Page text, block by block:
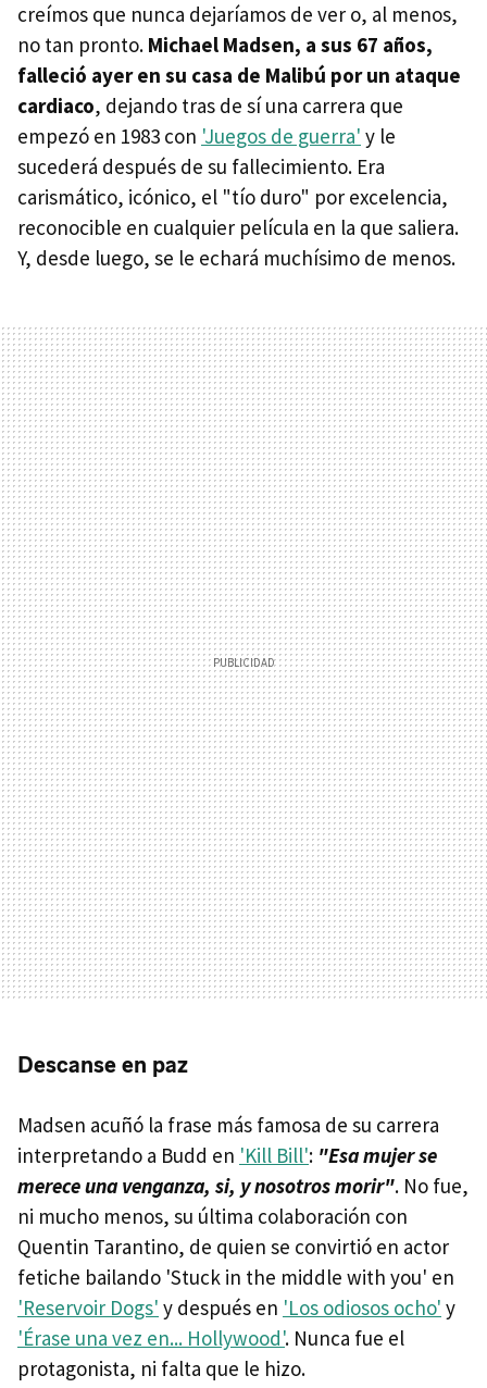
creímos que nunca dejaríamos de ver o, al menos,
no tan pronto. Michael Madsen, a sus 67 años,
falleció ayer en su casa de Malibú por un ataque
cardiaco, dejando tras de sí una carrera que
empezó en 1983 con 'Juegos de guerra' y le
sucederá después de su fallecimiento. Era
carismático, icónico, el "tío duro" por excelencia,
reconocible en cualquier película en la que saliera.
Y, desde luego, se le echará muchísimo de menos.
Descanse en paz
Madsen acuñó la frase más famosa de su carrera
interpretando a Budd en 'Kill Bill': "Esa mujer se
merece una venganza, si, y nosotros morir". No fue,
ni mucho menos, su última colaboración con
Quentin Tarantino, de quien se convirtió en actor
fetiche bailando 'Stuck in the middle with you' en
'Reservoir Dogs' y después en 'Los odiosos ocho' y
'Érase una vez en... Hollywood'. Nunca fue el
protagonista, ni falta que le hizo.